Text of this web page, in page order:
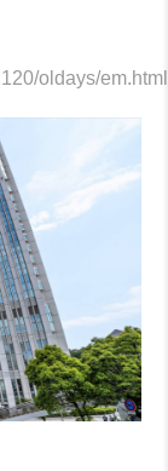
oldays/em.html